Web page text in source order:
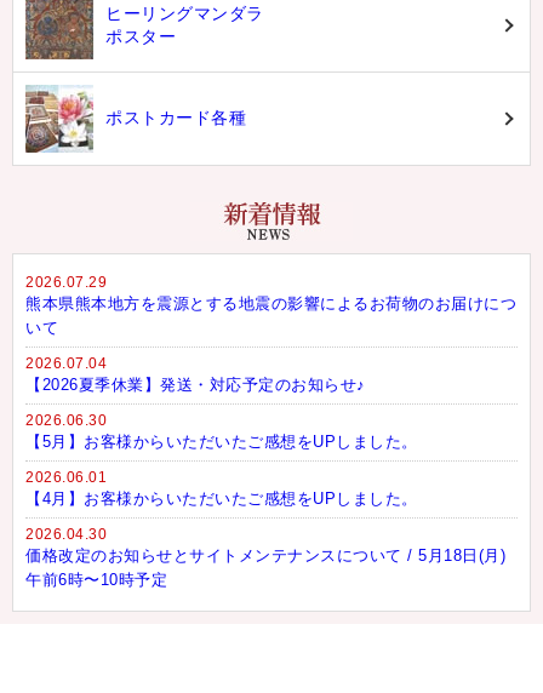
ヒーリングマンダラ
ポスター
ポストカード各種
2026.07.29
熊本県熊本地方を震源とする地震の影響によるお荷物のお届けにつ
いて
2026.07.04
【2026夏季休業】発送・対応予定のお知らせ♪
2026.06.30
【5月】お客様からいただいたご感想をUPしました。
2026.06.01
【4月】お客様からいただいたご感想をUPしました。
2026.04.30
価格改定のお知らせとサイトメンテナンスについて / 5月18日(月)
午前6時〜10時予定